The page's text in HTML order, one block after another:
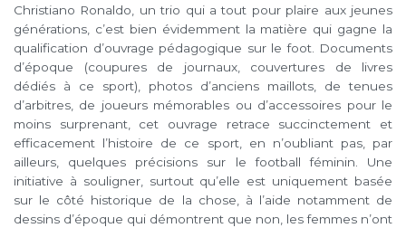
Christiano Ronaldo, un trio qui a tout pour plaire aux jeunes
générations, c’est bien évidemment la matière qui gagne la
qualification d’ouvrage pédagogique sur le foot. Documents
d’époque (coupures de journaux, couvertures de livres
dédiés à ce sport), photos d’anciens maillots, de tenues
d’arbitres, de joueurs mémorables ou d’accessoires pour le
moins surprenant, cet ouvrage retrace succinctement et
efficacement l’histoire de ce sport, en n’oubliant pas, par
ailleurs, quelques précisions sur le football féminin. Une
initiative à souligner, surtout qu’elle est uniquement basée
sur le côté historique de la chose, à l’aide notamment de
dessins d’époque qui démontrent que non, les femmes n’ont